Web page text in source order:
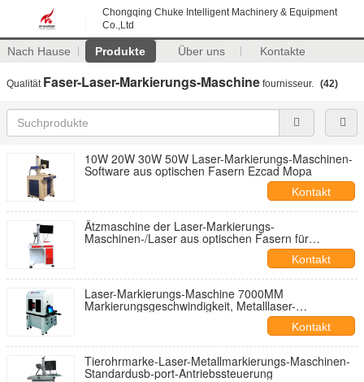
Chongqing Chuke Intelligent Machinery & Equipment
Co.,Ltd
Nach Hause Produkte Über uns Kontakte
Qualität Faser-Laser-Markierungs-Maschine fournisseur. (42)
10W 20W 30W 50W Laser-Markierungs-Maschinen-
Software aus optischen Fasern Ezcad Mopa
Kontakt
Ätzmaschine der Laser-Markierungs-
Maschinen-/Laser aus optischen Fasern für
Kontakt
Laser-Markierungs-Maschine 7000MM
Markierungsgeschwindigkeit, Metalllaser-
Graviermaschine der Faser-1064nm
Kontakt
Tierohrmarke-Laser-Metallmarkierungs-Maschinen-
Standardusb-port-Antriebssteuerung